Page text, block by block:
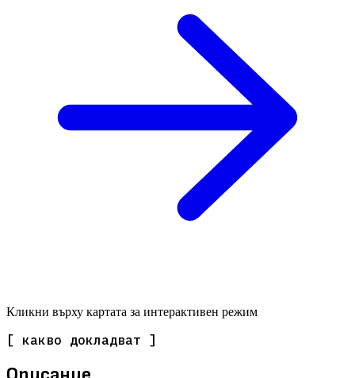
Кликни върху картата за интерактивен режим
[ какво докладват ]